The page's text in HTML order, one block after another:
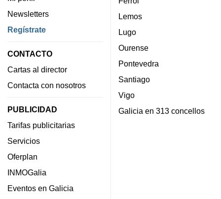
Newsletters
Regístrate
CONTACTO
Cartas al director
Contacta con nosotros
PUBLICIDAD
Tarifas publicitarias
Servicios
Oferplan
INMOGalia
Eventos en Galicia
Lemos
Lugo
Ourense
Pontevedra
Santiago
Vigo
Galicia en 313 concellos